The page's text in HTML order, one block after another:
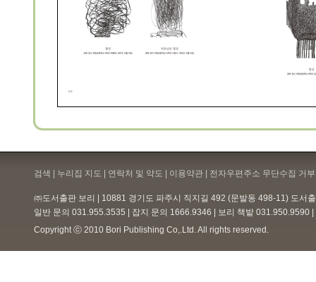
검색 | 누리집 지도 | 연락처 및 약도 | 이용약관 | 전자우편주소 무단수집 거
㈜도서출판 보리 | 10881 경기도 파주시 직지길 492 (문발동 498-11) 도서
일반 문의 031.955.3535 | 잡지 문의 1666.9346 | 보리 책밭 031.950.9590
Copyright ⓒ 2010 Bori Publishing Co,.Ltd. All rights reserved.